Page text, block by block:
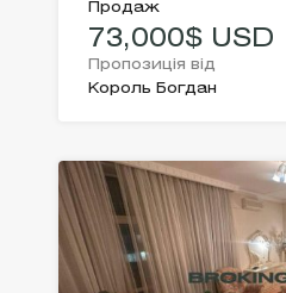
Продаж
73,000$ USD
Пропозиція від
Король Богдан